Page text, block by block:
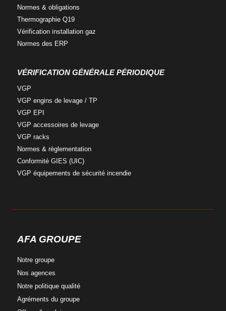
Normes & obligations
Thermographie Q19
Vérification installation gaz
Normes des ERP
VÉRIFICATION GÉNÉRALE PÉRIODIQUE
VGP
VGP engins de levage / TP
VGP EPI
VGP accessoires de levage
VGP racks
Normes & règlementation
Conformité GIES (UIC)
VGP équipements de sécurité incendie
AFA GROUPE
Notre groupe
Nos agences
Notre politique qualité
Agréments du groupe